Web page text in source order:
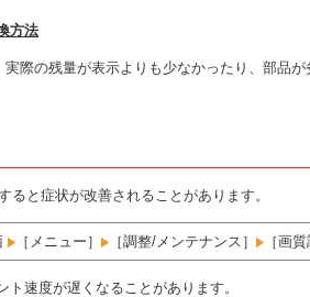
方法
際の残量が表示よりも少なかったり、部品
ると症状が改善されることがあります。
［メニュー］ ［調整/メンテナンス］ ［画質
速度が遅くなることがあります。